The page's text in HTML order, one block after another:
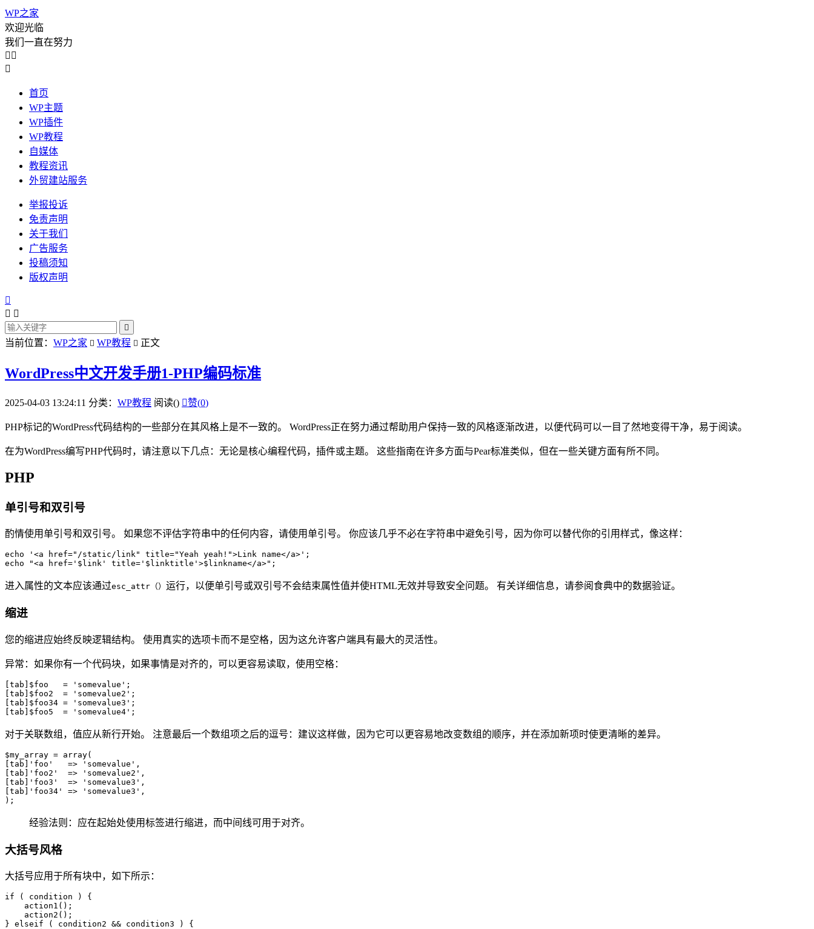
WP之家
欢迎光临
我们一直在努力
 

首页
WP主题
WP插件
WP教程
自媒体
教程资讯
外贸建站服务
举报投诉
免责声明
关于我们
广告服务
投稿须知
版权声明

 

当前位置： WP之家  WP教程  正文
WordPress中文开发手册1-PHP编码标准
2025-04-03 13:24:11 分类： WP教程 阅读() 赞(0)
PHP标记的WordPress代码结构的一些部分在其风格上是不一致的。 WordPress正在努力通过帮助用户保持一致的风格逐渐改进，以便代码可以一目了然地变得干净，易于阅读。
在为WordPress编写PHP代码时，请注意以下几点：无论是核心编程代码，插件或主题。 这些指南在许多方面与Pear标准类似，但在一些关键方面有所不同。
PHP
单引号和双引号
酌情使用单引号和双引号。 如果您不评估字符串中的任何内容，请使用单引号。 你应该几乎不必在字符串中避免引号，因为你可以替代你的引用样式，像这样：
echo '<a href="/static/link" title="Yeah yeah!">Link name</a>';
进入属性的文本应该通过esc_attr（） 运行，以便单引号或双引号不会结束属性值并使HTML无效并导致安全问题。 有关详细信息，请参阅食典中的数据验证。
缩进
您的缩进应始终反映逻辑结构。 使用真实的选项卡而不是空格，因为这允许客户端具有最大的灵活性。
异常：如果你有一个代码块，如果事情是对齐的，可以更容易读取，使用空格：
[tab]$foo   = 'somevalue';
[tab]$foo2  = 'somevalue2';
[tab]$foo34 = 'somevalue3';
对于关联数组，值应从新行开始。 注意最后一个数组项之后的逗号：建议这样做，因为它可以更容易地改变数组的顺序，并在添加新项时使更清晰的差异。
$my_array = array(
[tab]'foo'   => 'somevalue',
[tab]'foo2'  => 'somevalue2',
[tab]'foo3'  => 'somevalue3',
[tab]'foo34' => 'somevalue3',
经验法则：应在起始处使用标签进行缩进，而中间线可用于对齐。
大括号风格
大括号应用于所有块中，如下所示：
if ( condition ) {
    action1();
    action2();
} elseif ( condition2 && condition3 ) {